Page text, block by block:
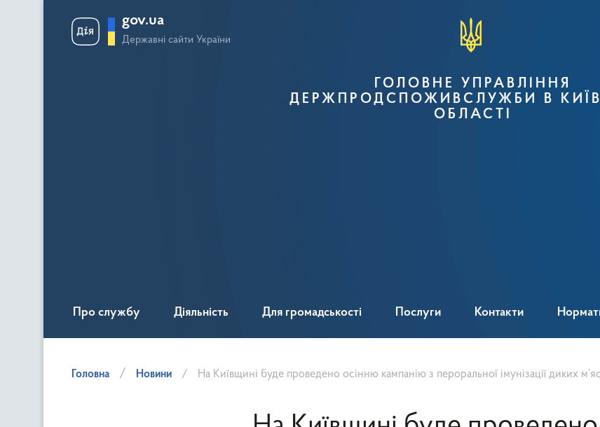
gov.ua
Державні сайти України
ГОЛОВНЕ УПРАВЛІННЯ
ДЕРЖПРОДСПОЖИВСЛУЖБИ В
ОБЛАСТІ
Про службу Діяльність Для громадськості Послуги Контакти
Головна Новини На Київщині буде проведено осінню кампанію з пероральної імунізації диких